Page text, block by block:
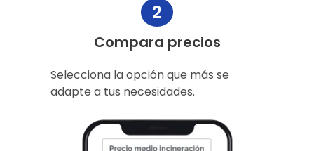
2
Compara precios
Selecciona la opción que más se
adapte a tus necesidades.